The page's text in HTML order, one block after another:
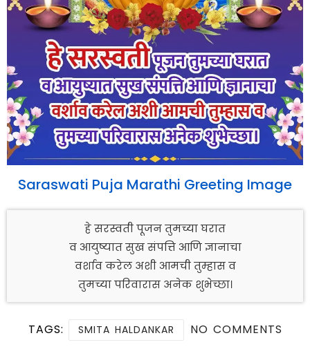
Saraswati Puja Marathi Greeting Image
हे सरस्वती पूजन तुमच्या घरात
व आयुष्यात सुख संपत्ति आणि ज्ञानाचा
वर्शाव करेल अशी आमची तुम्हास व
तुमच्या परिवारास अनेक शुभेच्छा।
TAGS: SMITA HALDANKAR NO COMMENTS